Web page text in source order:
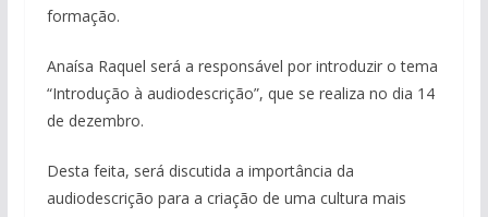
formação.
Anaísa Raquel será a responsável por introduzir o tema
“Introdução à audiodescrição”, que se realiza no dia 14
de dezembro.
Desta feita, será discutida a importância da
audiodescrição para a criação de uma cultura mais